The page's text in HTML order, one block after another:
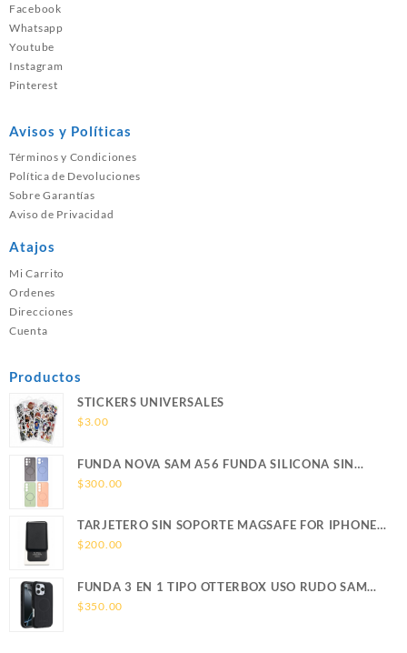
Facebook
Whatsapp
Youtube
Instagram
Pinterest
Avisos y Políticas
Términos y Condiciones
Política de Devoluciones
Sobre Garantías
Aviso de Privacidad
Atajos
Mi Carrito
Ordenes
Direcciones
Cuenta
Productos
STICKERS UNIVERSALES
$3.00
FUNDA NOVA SAM A56 FUNDA SILICONA SIN
SOPORTE MAGNETICO SAMSUNG
$300.00
TARJETERO SIN SOPORTE MAGSAFE FOR IPHONE
LEATHER WALLET MAGSAFE
$200.00
FUNDA 3 EN 1 TIPO OTTERBOX USO RUDO SAM
S26 ULTRA SAMSUNG S26 ULTRA
$350.00